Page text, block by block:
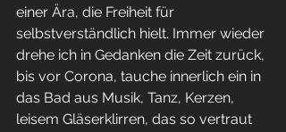
einer Ära, die Freiheit für
selbstverständlich hielt. Immer wieder
drehe ich in Gedanken die Zeit zurück,
bis vor Corona, tauche innerlich ein in
das Bad aus Musik, Tanz, Kerzen,
leisem Gläserklirren, das so vertraut